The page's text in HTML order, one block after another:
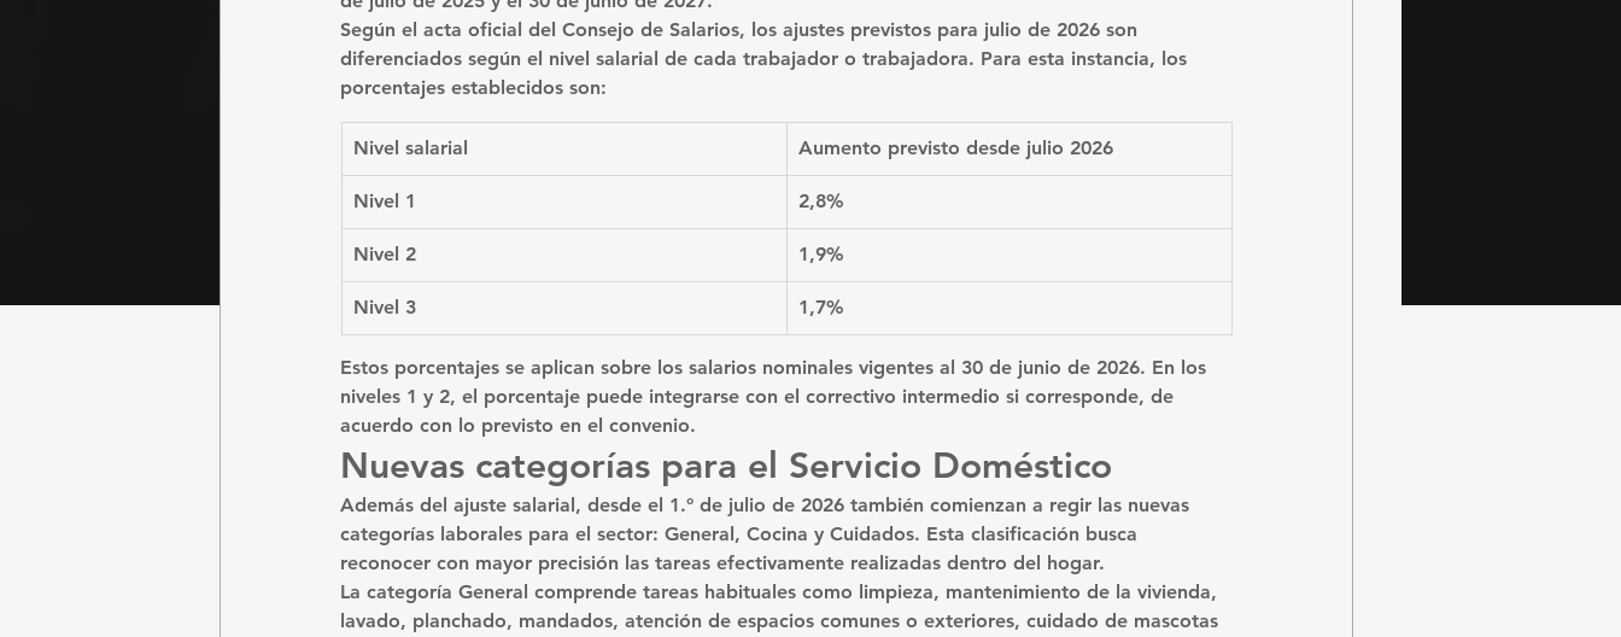
Según el acta oficial del Consejo de Salarios, los ajustes previstos para julio de 2026 son
diferenciados según el nivel salarial de cada trabajador o trabajadora. Para esta instancia, los
porcentajes establecidos son:
Nivel salarial Aumento previsto desde julio 2026
Nivel 1 2,8%
Nivel 2 1,9%
Nivel 3 1,7%
Estos porcentajes se aplican sobre los salarios nominales vigentes al 30 de junio de 2026. En los
niveles 1 y 2, el porcentaje puede integrarse con el correctivo intermedio si corresponde, de
acuerdo con lo previsto en el convenio.
Nuevas categorías para el Servicio Doméstico
Además del ajuste salarial, desde el 1.º de julio de 2026 también comienzan a regir las nuevas
categorías laborales para el sector: General, Cocina y Cuidados. Esta clasificación busca
reconocer con mayor precisión las tareas efectivamente realizadas dentro del hogar.
La categoría General comprende tareas habituales como limpieza, mantenimiento de la vivienda,
lavado, planchado, mandados, atención de espacios comunes o exteriores, cuidado de mascotas